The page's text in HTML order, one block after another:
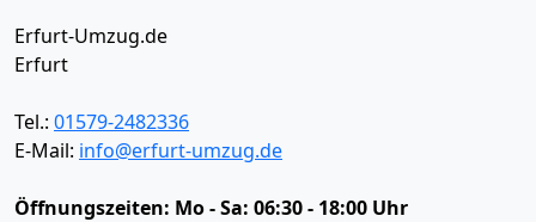
Erfurt-Umzug.de
Erfurt
Tel.: 01579-2482336
E-Mail: info@erfurt-umzug.de
Öffnungszeiten: Mo - Sa: 06:30 - 18:00 Uhr